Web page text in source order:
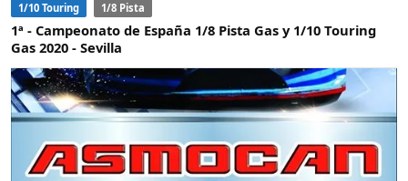
1/10 Touring 1/8 Pista
1ª - Campeonato de España 1/8 Pista Gas y 1/10 Touring
Gas 2020 - Sevilla